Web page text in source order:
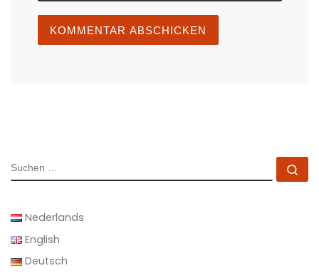
SUCHE
Nederlands
English
Deutsch